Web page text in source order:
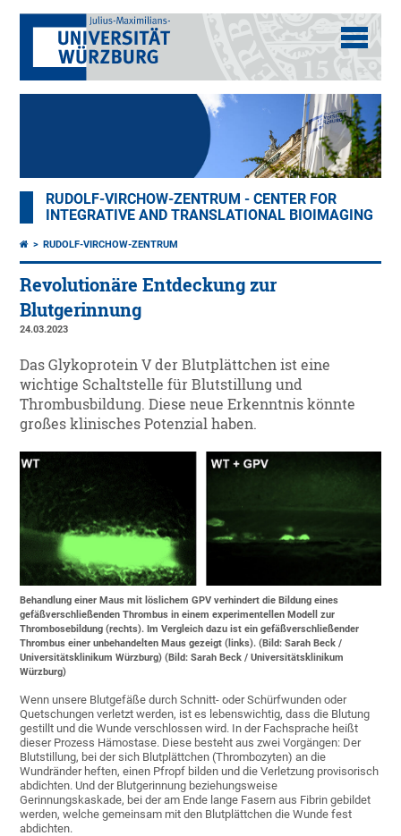
RUDOLF-VIRCHOW-ZENTRUM - CENTER FOR
INTEGRATIVE AND TRANSLATIONAL BIOIMAGING
RUDOLF-VIRCHOW-ZENTRUM
Revolutionäre Entdeckung zur
Blutgerinnung
24.03.2023
Das Glykoprotein V der Blutplättchen ist eine
wichtige Schaltstelle für Blutstillung und
Thrombusbildung. Diese neue Erkenntnis könnte
großes klinisches Potenzial haben.
Behandlung einer Maus mit löslichem GPV verhindert die Bildung eines
gefäßverschließenden Thrombus in einem experimentellen Modell zur
Thrombosebildung (rechts). Im Vergleich dazu ist ein gefäßverschließender
Thrombus einer unbehandelten Maus gezeigt (links). (Bild: Sarah Beck /
Universitätsklinikum Würzburg) (Bild: Sarah Beck / Universitätsklinikum
Würzburg)
Wenn unsere Blutgefäße durch Schnitt- oder Schürfwunden oder
Quetschungen verletzt werden, ist es lebenswichtig, dass die Blutung
gestillt und die Wunde verschlossen wird. In der Fachsprache heißt
dieser Prozess Hämostase. Diese besteht aus zwei Vorgängen: Der
Blutstillung, bei der sich Blutplättchen (Thrombozyten) an die
Wundränder heften, einen Pfropf bilden und die Verletzung provisorisch
abdichten. Und der Blutgerinnung beziehungsweise
Gerinnungskaskade, bei der am Ende lange Fasern aus Fibrin gebildet
werden, welche gemeinsam mit den Blutplättchen die Wunde fest
abdichten.